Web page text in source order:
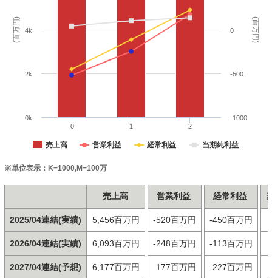
(百万円) (百万円)
売上高 営業利益 経常利益 当期純利益
0 1 2
0k
2k
4k
-1000
-500
0
※単位表示：K=1000,M=100万
2025/04連結(実績)
2026/04連結(実績)
2027/04連結(予想)
売上高
5,456百万円
6,093百万円
6,177百万円
営業利益
-520百万円
-248百万円
177百万円
経常利益
-450百万円
-113百万円
227百万円